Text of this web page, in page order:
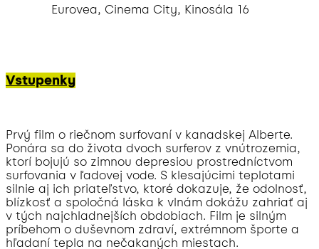
Eurovea, Cinema City, Kinosála 16
Vstupenky
Prvý film o riečnom surfovaní v kanadskej Alberte.
Ponára sa do života dvoch surferov z vnútrozemia,
ktorí bojujú so zimnou depresiou prostredníctvom
surfovania v ľadovej vode. S klesajúcimi teplotami
silnie aj ich priateľstvo, ktoré dokazuje, že odolnosť,
blízkosť a spoločná láska k vlnám dokážu zahriať aj
v tých najchladnejších obdobiach. Film je silným
príbehom o duševnom zdraví, extrémnom športe a
hľadaní tepla na nečakaných miestach.